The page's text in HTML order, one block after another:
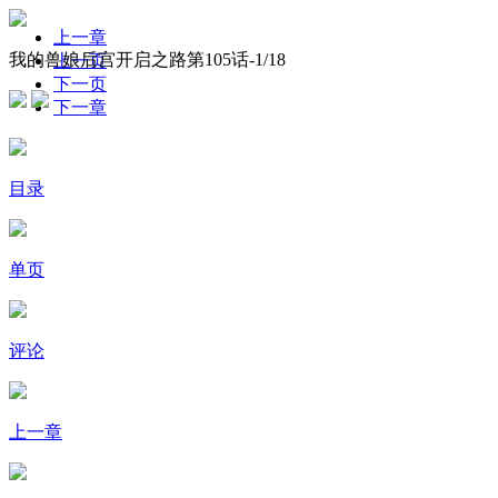
我的兽娘后宫开启之路第105话-1/18
上一章
上一页
下一页
下一章
目录
单页
评论
上一章